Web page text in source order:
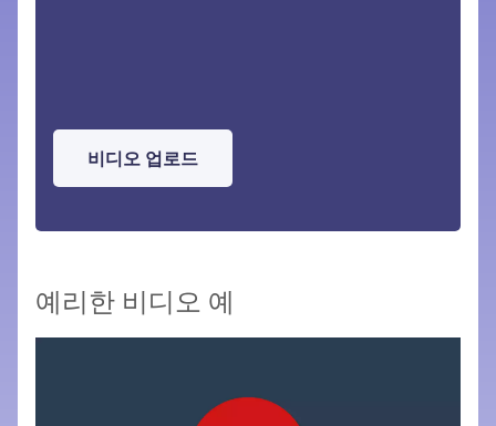
비디오 업로드
예리한 비디오 예